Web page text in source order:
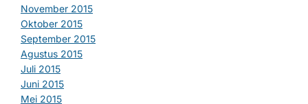
November 2015
Oktober 2015
September 2015
Agustus 2015
Juli 2015
Juni 2015
Mei 2015